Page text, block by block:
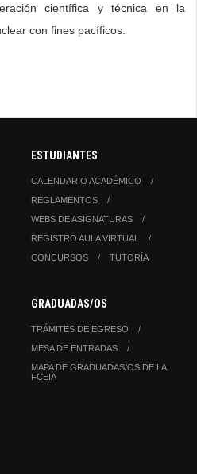
científica y técnica en la
con fines pacíficos.
ESTUDIANTES
CALENDARIO ACADÉMICO
REGLAMENTOS
WEBS DE ASIGNATURAS
REGISTRO AULA VIRTUAL
CONCURSOS
TUTORÍA
GRADUADAS/OS
TRÁMITES DE EGRESO
MESA DE ENTRADAS
MAPA DE GRADUADAS/OS DE LA
FCEIA